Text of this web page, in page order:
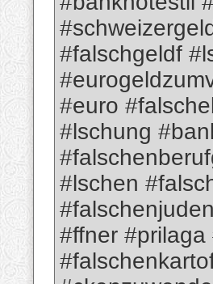
#falschgeldf
#euro
#lschung
#lschen
#ffner